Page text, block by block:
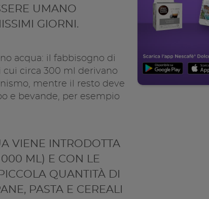
UMANO
GIORNI.
acqua: il fabbisogno di
cui circa 300 ml derivano
mentre il resto deve
e bevande, per esempio
VIENE INTRODOTTA
ML) E CON LE
QUANTITÀ DI
PASTA E CEREALI